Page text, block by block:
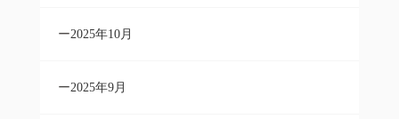
2025年10月
2025年9月